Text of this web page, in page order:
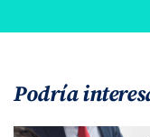
Podría